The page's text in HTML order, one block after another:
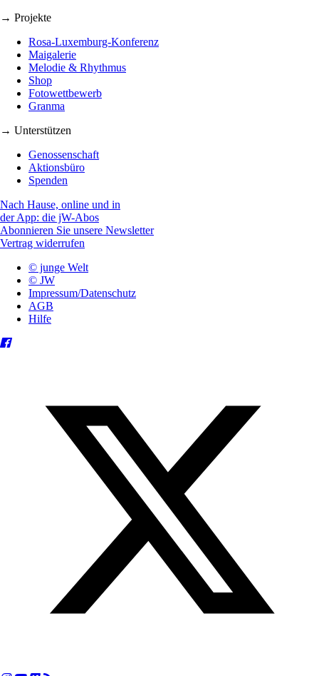
→ Projekte
Rosa-Luxemburg-Konferenz
Maigalerie
Melodie & Rhythmus
Shop
Fotowettbewerb
Granma
→ Unterstützen
Genossenschaft
Aktionsbüro
Spenden
Nach Hause, online und in
der App: die jW-Abos
Abonnieren Sie unsere Newsletter
Vertrag widerrufen
© junge Welt
© JW
Impressum/Datenschutz
AGB
Hilfe